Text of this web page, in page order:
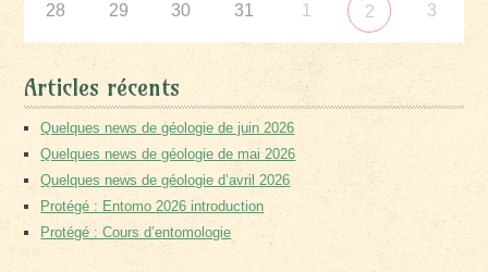
28 29 30 31 1 2 3
Articles récents
Quelques news de géologie de juin 2026
Quelques news de géologie de mai 2026
Quelques news de géologie d’avril 2026
Protégé : Entomo 2026 introduction
Protégé : Cours d’entomologie